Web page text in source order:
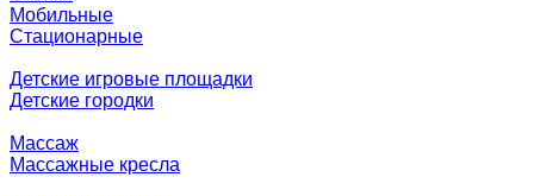
Мобильные
Стационарные
Детские игровые площадки
Детские городки
Массаж
Массажные кресла